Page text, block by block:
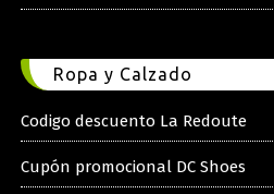
Ropa y Calzado
Codigo descuento La Redoute
Cupón promocional DC Shoes